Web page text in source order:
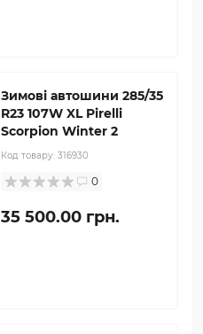
Зимові автошини 285/35
R23 107W XL Pirelli
Scorpion Winter 2
Код товару: 316930
0
35 500.00 грн.